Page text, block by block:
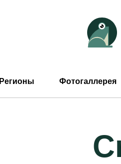
Регионы Фотогаллерея